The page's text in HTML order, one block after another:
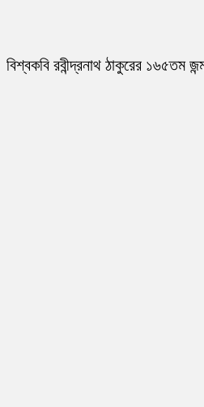
বিশ্বকবি রবীন্দ্রনাথ ঠাকুরের ১৬৫তম